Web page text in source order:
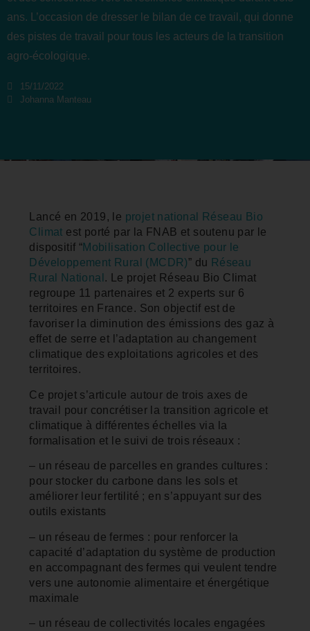
ans. L’occasion de dresser le bilan de ce travail, qui donne
des pistes de travail pour tous les acteurs de la transition
agro-écologique.
15/11/2022
Johanna Manteau
Lancé en 2019, le projet national Réseau Bio
Climat est porté par la FNAB et soutenu par le
dispositif “Mobilisation Collective pour le
Développement Rural (MCDR)” du Réseau
Rural National . Le projet Réseau Bio Climat
regroupe 11 partenaires et 2 experts sur 6
territoires en France. Son objectif est de
favoriser la diminution des émissions des gaz à
effet de serre et l’adaptation au changement
climatique des exploitations agricoles et des
territoires.
Ce projet s’articule autour de trois axes de
travail pour concrétiser la transition agricole et
climatique à différentes échelles via la
formalisation et le suivi de trois réseaux :
– un réseau de parcelles en grandes cultures :
pour stocker du carbone dans les sols et
améliorer leur fertilité ; en s’appuyant sur des
outils existants
– un réseau de fermes : pour renforcer la
capacité d’adaptation du système de production
en accompagnant des fermes qui veulent tendre
vers une autonomie alimentaire et énergétique
maximale
– un réseau de collectivités locales engagées